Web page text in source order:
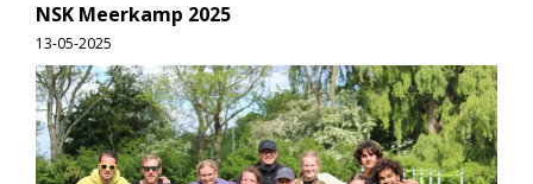
NSK Meerkamp 2025
13-05-2025